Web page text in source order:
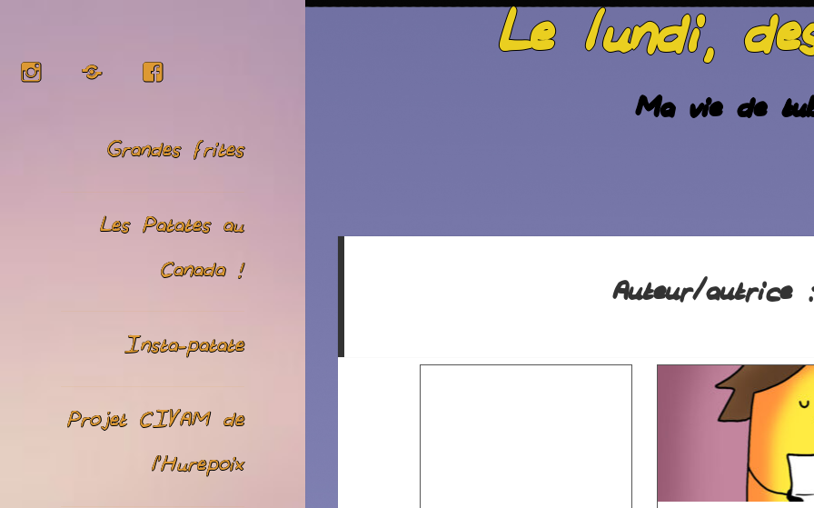
Instagram Facebook
Grandes frites
Les Patates au
Canada !
Insta-patate
Projet CIVAM de
l’Hurepoix
Le lundi,
Ma vie de
Auteur/autrice